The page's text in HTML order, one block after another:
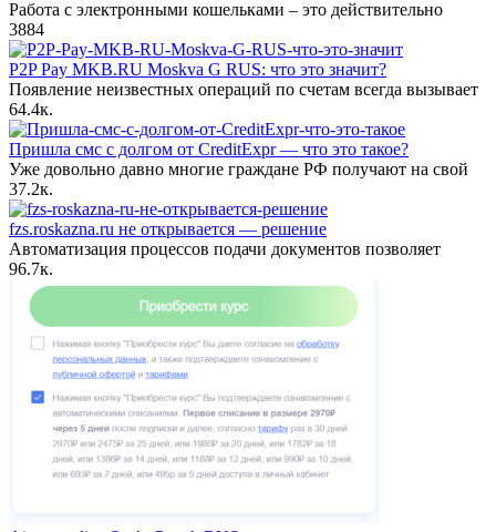
Работа с электронными кошельками – это действительно
3884
P2P Pay MKB.RU Moskva G RUS: что это значит?
Появление неизвестных операций по счетам всегда вызывает
64.4к.
Пришла смс с долгом от CreditExpr — что это такое?
Уже довольно давно многие граждане РФ получают на свой
37.2к.
fzs.roskazna.ru не открывается — решение
Автоматизация процессов подачи документов позволяет
96.7к.